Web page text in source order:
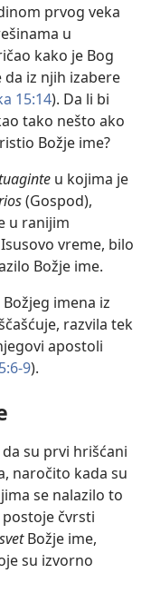
prvog veka
u
kako je Bog
iz njih izabere
15:14). Da li bi
tako nešto ako
Božje ime?
u kojima je
(Gospod),
u ranijim
vreme, bilo
Božje ime.
imena iz
razvila tek
apostoli
9).
su prvi hrišćani
naročito kada su
se nalazilo to
čvrsti
Božje ime,
su izvorno